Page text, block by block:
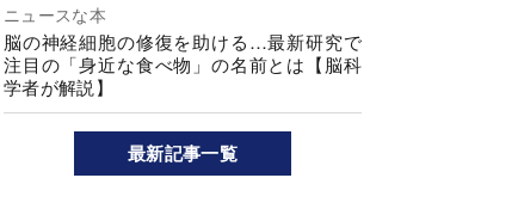
ニュースな本
脳の神経細胞の修復を助ける…最新研究で
注目の「身近な食べ物」の名前とは【脳科
学者が解説】
最新記事一覧